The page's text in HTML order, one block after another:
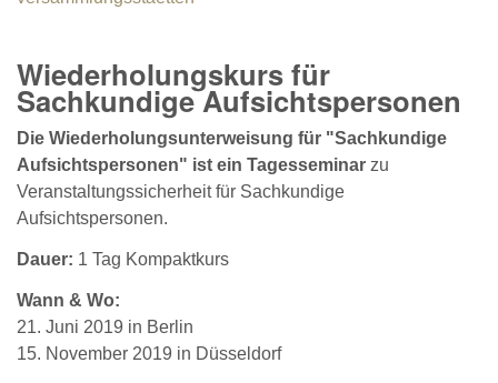
Wiederholungskurs für
Sachkundige Aufsichtspersonen
Die Wiederholungsunterweisung für "Sachkundige
Aufsichtspersonen" ist ein Tagesseminar zu
Veranstaltungssicherheit für Sachkundige
Aufsichtspersonen.
Dauer: 1 Tag Kompaktkurs
Wann & Wo:
21. Juni 2019 in Berlin
15. November 2019 in Düsseldorf